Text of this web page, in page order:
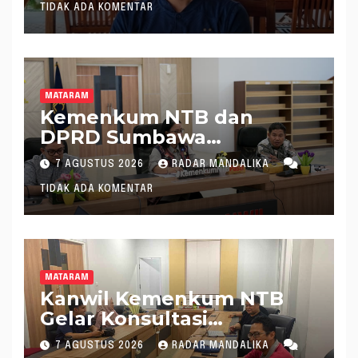
TIDAK ADA KOMENTAR
MATARAM
Kemenkum NTB dan
DPRD Sumbawa
Mantapkan Rencana
Pembentukan 8 Raperda
Inisiatif
7 AGUSTUS 2026 RADAR MANDALIKA
TIDAK ADA KOMENTAR
MATARAM
Kanwil Kemenkum NTB
Gelar Konsultasi
Penghitungan Kebutuhan
7 AGUSTUS 2026 RADAR MANDALIKA